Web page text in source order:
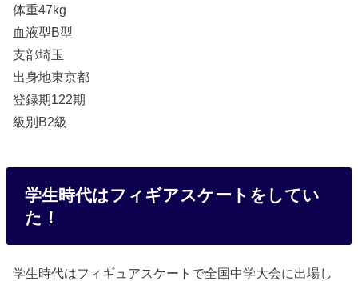
体重47kg
血液型B型
支部埼玉
出身地東京都
登録期122期
級別B2級
学生時代はフィギアスケートをしてい
た！
学生時代はフィギュアスケートで全国中学大会に出場し